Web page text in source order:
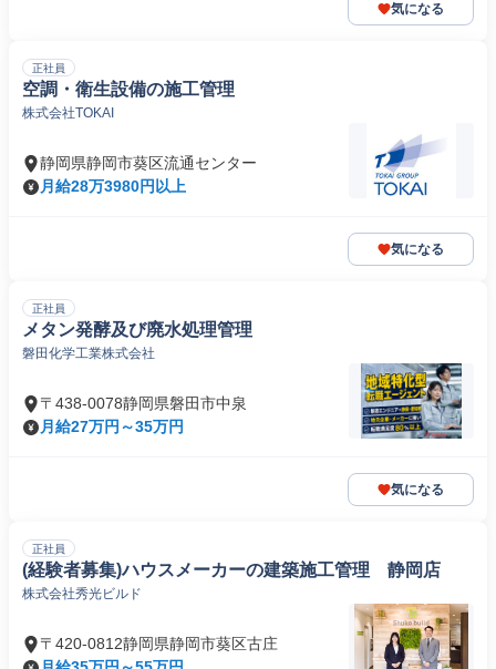
気になる
正社員
空調・衛生設備の施工管理
株式会社TOKAI
静岡県静岡市葵区流通センター
月給28万3980円以上
気になる
正社員
メタン発酵及び廃水処理管理
磐田化学工業株式会社
〒438-0078静岡県磐田市中泉
月給27万円～35万円
気になる
正社員
(経験者募集)ハウスメーカーの建築施工管理 静岡店
株式会社秀光ビルド
〒420-0812静岡県静岡市葵区古庄